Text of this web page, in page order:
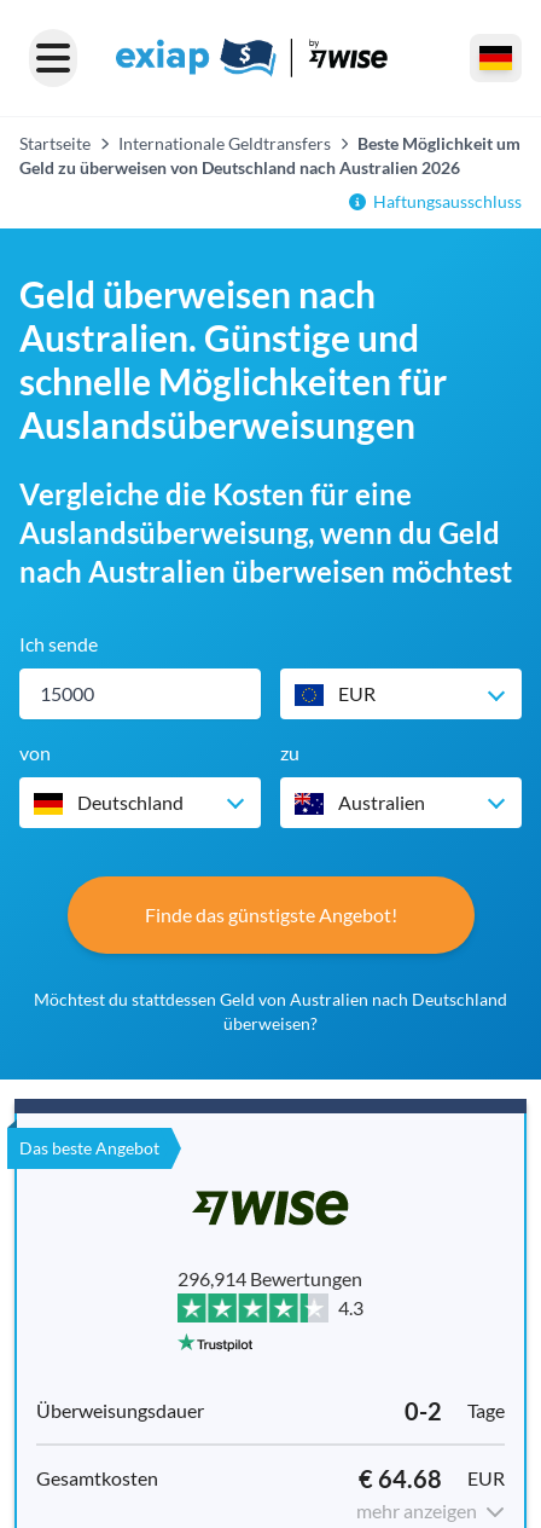
Startseite Internationale Geldtransfers
Beste Möglichkeit um
Geld zu überweisen von Deutschland nach Australien 2026
Haftungsausschluss
Geld überweisen nach
Australien. Günstige und
schnelle Möglichkeiten für
Auslandsüberweisungen
Vergleiche die Kosten für eine
Auslandsüberweisung, wenn du Geld
nach Australien überweisen möchtest
Ich sende
EUR
von
Deutschland
zu
Australien
Finde das günstigste Angebot!
Möchtest du stattdessen Geld von Australien nach Deutschland
überweisen?
Das beste Angebot
296,914 Bewertungen
4.3
0-2 Tage
€ 64.68
EUR
mehr anzeigen